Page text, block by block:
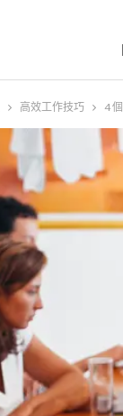
高效工作技巧 4